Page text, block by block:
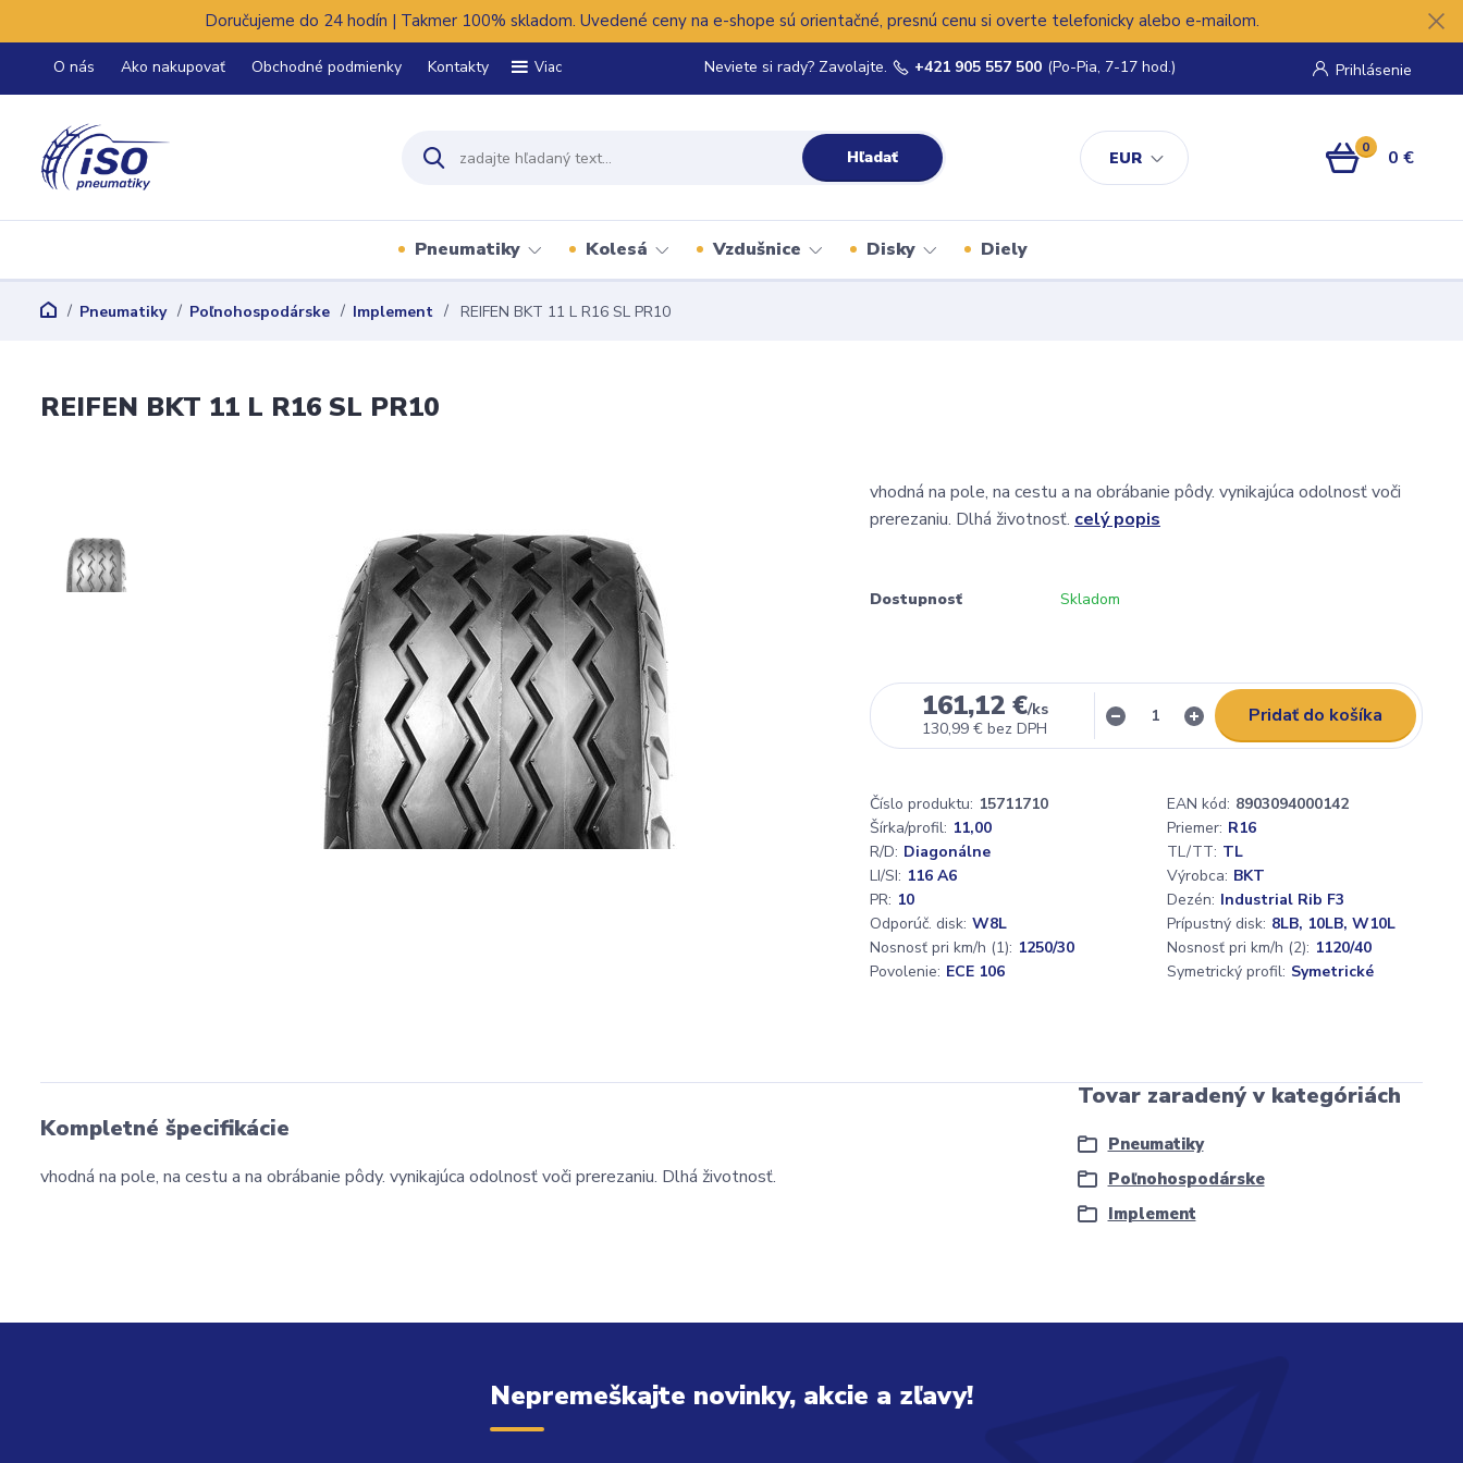
Doručujeme do 24 hodín | Takmer 100% skladom. Uvedené ceny na e-shope sú orientačné, presnú cenu si overte telefonicky alebo e-mailom.
O nás Ako nakupovať Obchodné podmienky Kontakty Viac
EUR
Prihlásenie
Hľadať
Neviete si rady? Zavolajte. +421 905 557 500 (Po-Pia, 7-17 hod.)
0 0 €
Pneumatiky Kolesá Vzdušnice Disky Diely
Pneumatiky Poľnohospodárske Implement REIFEN BKT 11 L R16 SL PR10
REIFEN BKT 11 L R16 SL PR10
vhodná na pole, na cestu a na obrábanie pôdy. vynikajúca odolnosť voči
prerezaniu. Dlhá životnosť. celý popis
Dostupnosť Skladom
161,12 €/ks
130,99 € bez DPH
Pridať do košíka
Číslo produktu: 15711710 EAN kód: 8903094000142
Šírka/profil: 11,00 Priemer: R16
R/D: Diagonálne TL/TT: TL
LI/SI: 116 A6 Výrobca: BKT
PR: 10 Dezén: Industrial Rib F3
Odporúč. disk: W8L Prípustný disk: 8LB, 10LB, W10L
Nosnosť pri km/h (1): 1250/30 Nosnosť pri km/h (2): 1120/40
Povolenie: ECE 106 Symetrický profil: Symetrické
Kompletné špecifikácie
vhodná na pole, na cestu a na obrábanie pôdy. vynikajúca odolnosť voči prerezaniu. Dlhá životnosť.
Tovar zaradený v kategóriách
Pneumatiky
Poľnohospodárske
Implement
Nepremeškajte novinky, akcie a zľavy!